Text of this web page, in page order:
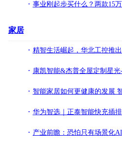
事业刚起步买什么？两款15万B级“凤尾
家居
精智生活崛起，华北工控推出语音识别系统方案助力智
康凯智能&杰普全屋定制星光-清水湾
智能家居如何更健康的发展 智能家居安全是供应商和消
华为智选｜正泰智能快充插排：追求最人性化设计的
产业前瞻：恐怕只有场景化AI数据才能让智能家居